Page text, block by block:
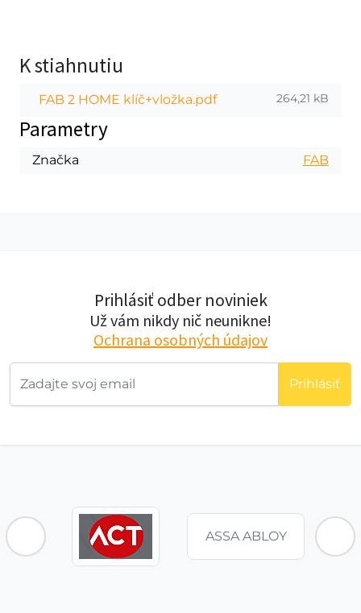
K stiahnutiu
FAB 2 HOME klíč+vložka.pdf 264,21 kB
Parametry
Značka FAB
Prihlásiť odber noviniek
Už vám nikdy nič neunikne!
Ochrana osobných údajov
Prihlásiť
ASSA ABLOY